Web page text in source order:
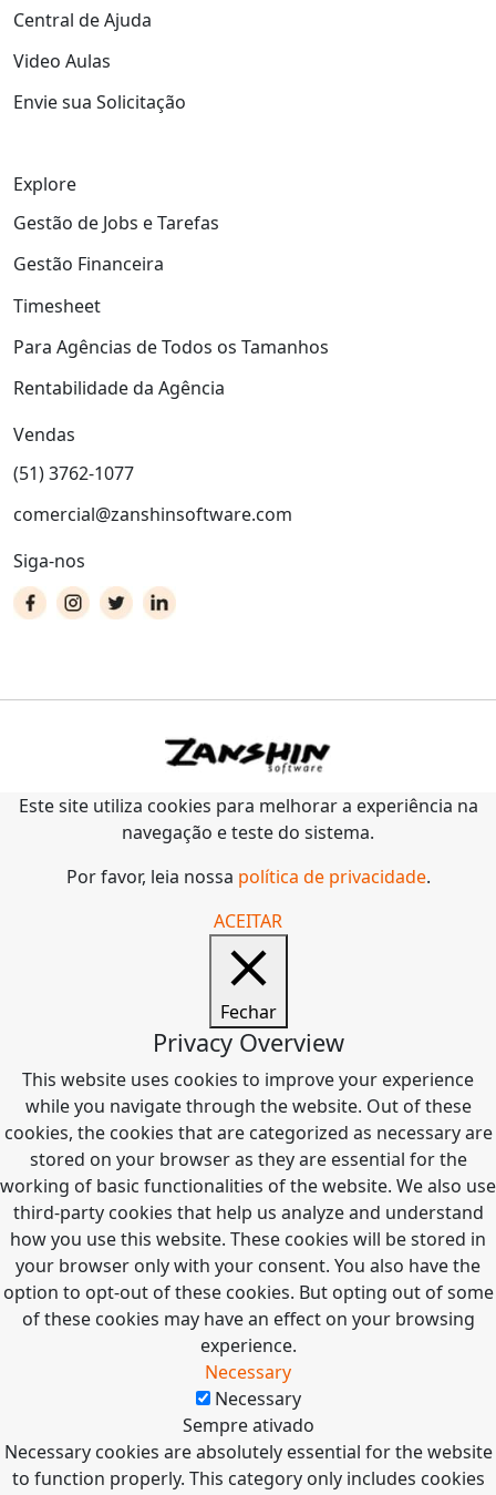
Central de Ajuda
Video Aulas
Envie sua Solicitação
Explore
Gestão de Jobs e Tarefas
Gestão Financeira
Timesheet
Para Agências de Todos os Tamanhos
Rentabilidade da Agência
Vendas
(51) 3762-1077
comercial@zanshinsoftware.com
Siga-nos
Este site utiliza cookies para melhorar a experiência na
navegação e teste do sistema.
Por favor, leia nossa política de privacidade.
ACEITAR
Fechar
Privacy Overview
This website uses cookies to improve your experience
while you navigate through the website. Out of these
cookies, the cookies that are categorized as necessary are
stored on your browser as they are essential for the
working of basic functionalities of the website. We also use
third-party cookies that help us analyze and understand
how you use this website. These cookies will be stored in
your browser only with your consent. You also have the
option to opt-out of these cookies. But opting out of some
of these cookies may have an effect on your browsing
experience.
Necessary
Necessary
Sempre ativado
Necessary cookies are absolutely essential for the website
to function properly. This category only includes cookies